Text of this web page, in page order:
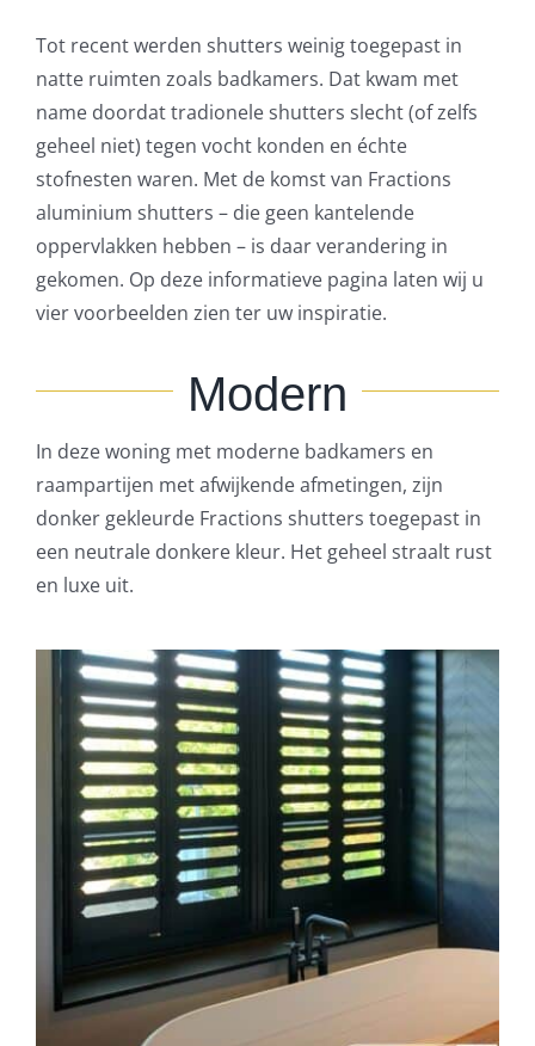
Tot recent werden shutters weinig toegepast in
natte ruimten zoals badkamers. Dat kwam met
name doordat tradionele shutters slecht (of zelfs
geheel niet) tegen vocht konden en échte
stofnesten waren. Met de komst van Fractions
aluminium shutters – die geen kantelende
oppervlakken hebben – is daar verandering in
gekomen. Op deze informatieve pagina laten wij u
vier voorbeelden zien ter uw inspiratie.
Modern
In deze woning met moderne badkamers en
raampartijen met afwijkende afmetingen, zijn
donker gekleurde Fractions shutters toegepast in
een neutrale donkere kleur. Het geheel straalt rust
en luxe uit.